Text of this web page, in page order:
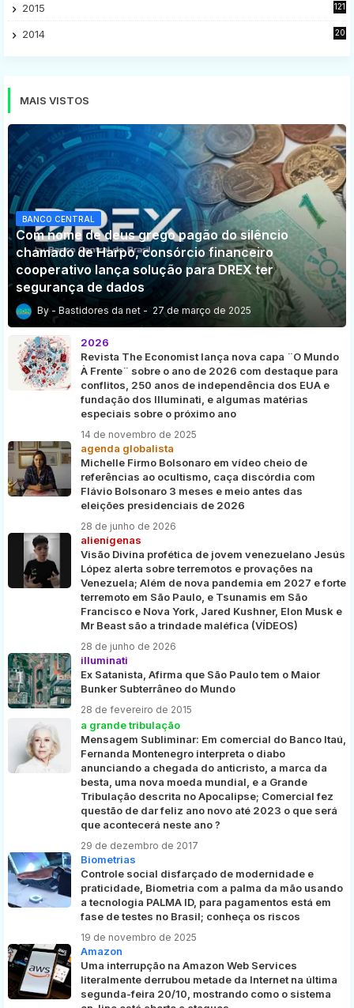
2015
121
2014
20
MAIS VISTOS
BANCO CENTRAL
Com nome de deus grego pagão do silêncio
chamado de Harpo, consórcio financeiro
cooperativo lança solução para DREX ter
segurança de dados
Bastidores da net 27 de março de 2025
2026
Revista The Economist lança nova capa ¨O Mundo
À Frente¨ sobre o ano de 2026 com destaque para
conflitos, 250 anos de independência dos EUA e
fundação dos Illuminati, e algumas matérias
especiais sobre o próximo ano
14 de novembro de 2025
agenda globalista
Michelle Firmo Bolsonaro em vídeo cheio de
referências ao ocultismo, caça discórdia com
Flávio Bolsonaro 3 meses e meio antes das
eleições presidenciais de 2026
28 de junho de 2026
alienígenas
Visão Divina profética de jovem venezuelano Jesús
López alerta sobre terremotos e provações na
Venezuela; Além de nova pandemia em 2027 e forte
terremoto em São Paulo, e Tsunamis em São
Francisco e Nova York, Jared Kushner, Elon Musk e
Mr Beast são a trindade maléfica (VÍDEOS)
28 de junho de 2026
illuminati
Ex Satanista, Afirma que São Paulo tem o Maior
Bunker Subterrâneo do Mundo
28 de fevereiro de 2015
a grande tribulação
Mensagem Subliminar: Em comercial do Banco Itaú,
Fernanda Montenegro interpreta o diabo
anunciando a chegada do anticristo, a marca da
besta, uma nova moeda mundial, e a Grande
Tribulação descrita no Apocalipse; Comercial fez
questão de dar feliz ano novo até 2023 o que será
que acontecerá neste ano ?
29 de dezembro de 2017
Biometrias
Controle social disfarçado de modernidade e
praticidade, Biometria com a palma da mão usando
a tecnologia PALMA ID, para pagamentos está em
fase de testes no Brasil; conheça os riscos
19 de novembro de 2025
Amazon
Uma interrupção na Amazon Web Services
literalmente derrubou metade da Internet na última
segunda-feira 20/10, mostrando como o sistema